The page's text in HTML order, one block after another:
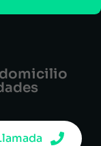
domicilio